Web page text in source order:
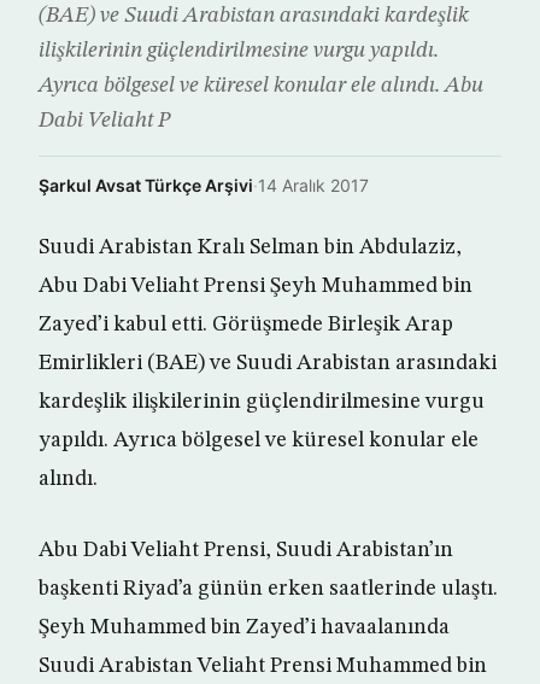
(BAE) ve Suudi Arabistan arasındaki kardeşlik
ilişkilerinin güçlendirilmesine vurgu yapıldı.
Ayrıca bölgesel ve küresel konular ele alındı. Abu
Dabi Veliaht P
Şarkul Avsat Türkçe Arşivi·14 Aralık 2017
Suudi Arabistan Kralı Selman bin Abdulaziz,
Abu Dabi Veliaht Prensi Şeyh Muhammed bin
Zayed’i kabul etti. Görüşmede Birleşik Arap
Emirlikleri (BAE) ve Suudi Arabistan arasındaki
kardeşlik ilişkilerinin güçlendirilmesine vurgu
yapıldı. Ayrıca bölgesel ve küresel konular ele
alındı.
Abu Dabi Veliaht Prensi, Suudi Arabistan’ın
başkenti Riyad’a günün erken saatlerinde ulaştı.
Şeyh Muhammed bin Zayed’i havaalanında
Suudi Arabistan Veliaht Prensi Muhammed bin